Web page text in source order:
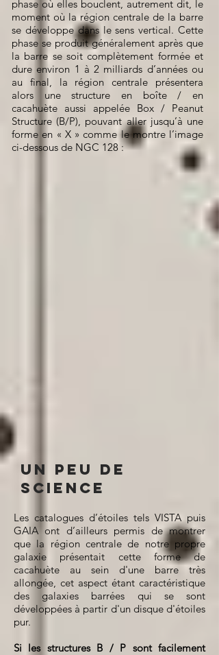
phase où elles bouclent, autrement dit, le
moment où la région centrale de la barre
se développe dans le sens vertical. Cette
phase se produit généralement après que
la barre se soit complètement formée et
dure environ 1 à 2 milliards d’années ou
au final, la région centrale présentera
alors une structure en boîte / en
cacahuète aussi appelée Box / Peanut
Structure (B/P), pouvant aller jusqu’à une
forme en « X » comme le montre l’image
ci-dessous de NGC 128 :
Un peu de
science
Les catalogues d’étoiles tels VISTA puis
GAIA ont d’ailleurs permis de montrer
que la région centrale de notre propre
galaxie présentait cette forme de
cacahuète au sein d'une barre très
allongée, cet aspect étant caractéristique
des galaxies barrées qui se sont
développées à partir d'un disque d'étoiles
pur.
Si les structures B / P sont facilement